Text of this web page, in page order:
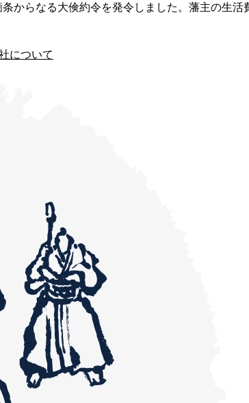
からなる大倹約令を発令しました。藩主の生活
について